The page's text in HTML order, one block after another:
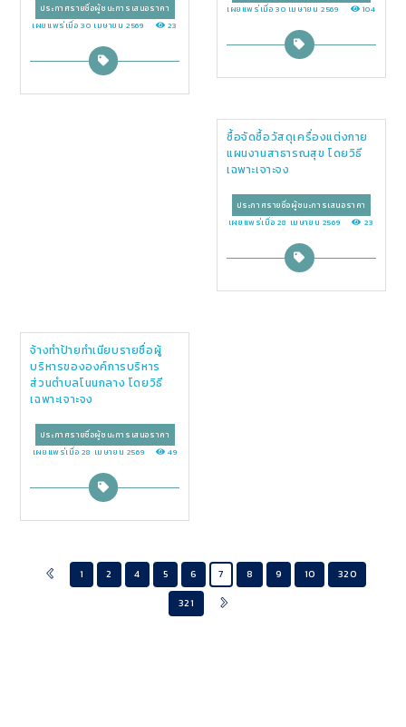
ประกาศรายชื่อผู้ชนะการเสนอราคา
เผยแพร่เมื่อ 30 เมษายน 2569
23
เผยแพร่เมื่อ 30 เมษายน 2569
104
ซื้อจัดซื้อวัสดุเครื่องแต่งกาย
แผนงานสาธารณสุข โดยวิธี
เฉพาะเจาะจง
ประกาศรายชื่อผู้ชนะการเสนอราคา
เผยแพร่เมื่อ 28 เมษายน 2569
23
จ้างทำป้ายทำเนียบรายชื่อผู้
บริหารขององค์การบริหาร
ส่วนตำบลโนนกลาง โดยวิธี
เฉพาะเจาะจง
ประกาศรายชื่อผู้ชนะการเสนอราคา
เผยแพร่เมื่อ 28 เมษายน 2569
49
1 2 4 5 6 7 8 9 10
320
321